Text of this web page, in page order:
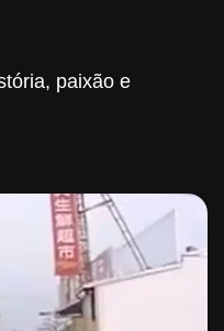
paixão e